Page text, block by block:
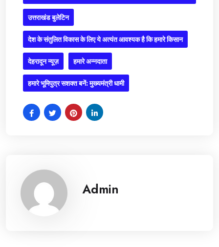
उत्तराखंड बुलेटिन
देश के संतुलित विकास के लिए ये अत्यंत आवश्यक है कि हमारे किसान
देहरादून न्यूज़ हमारे अन्नदाता
हमारे भूमिपुत्र सशक्त बनें: मुख्यमंत्री धामी
Admin